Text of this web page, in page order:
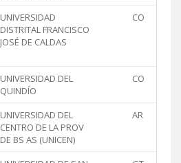
UNIVERSIDAD
DISTRITAL FRANCISCO
JOSÉ DE CALDAS
CO
UNIVERSIDAD DEL
QUINDÍO
CO
UNIVERSIDAD DEL
CENTRO DE LA PROV
DE BS AS (UNICEN)
AR